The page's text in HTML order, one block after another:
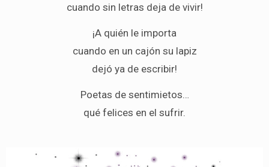
cuando sin letras deja de vivir!
¡A quién le importa
cuando en un cajón su lapiz
dejó ya de escribir!
Poetas de sentimietos…
qué felices en el sufrir.